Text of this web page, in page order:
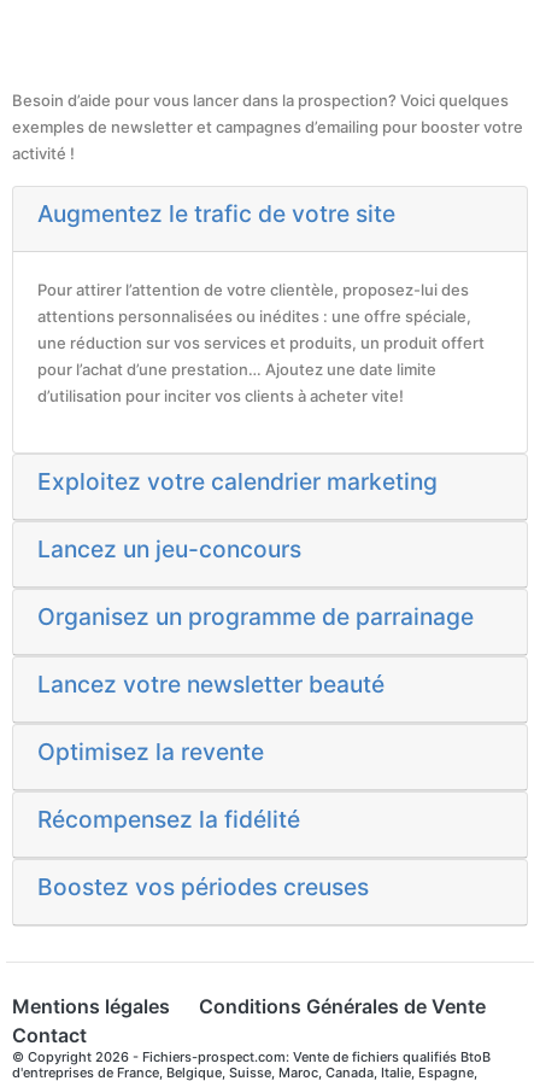
Besoin d’aide pour vous lancer dans la prospection? Voici quelques
exemples de newsletter et campagnes d’emailing pour booster votre
activité !
Augmentez le trafic de votre site
Pour attirer l’attention de votre clientèle, proposez-lui des
attentions personnalisées ou inédites : une offre spéciale,
une réduction sur vos services et produits, un produit offert
pour l’achat d’une prestation… Ajoutez une date limite
d’utilisation pour inciter vos clients à acheter vite!
Exploitez votre calendrier marketing
Lancez un jeu-concours
Organisez un programme de parrainage
Lancez votre newsletter beauté
Optimisez la revente
Récompensez la fidélité
Boostez vos périodes creuses
Mentions légales
Conditions Générales de Vente
Contact
© Copyright 2026 - Fichiers-prospect.com: Vente de fichiers qualifiés BtoB
d'entreprises de France, Belgique, Suisse, Maroc, Canada, Italie, Espagne,